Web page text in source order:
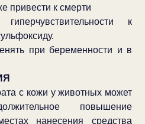
привести к смерти
к
при беременности и в
с кожи у животных может
повышение
нанесения средства